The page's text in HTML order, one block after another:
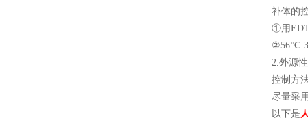
补体的
①用
②56℃
2.外源
控制方
尽量采
以下是